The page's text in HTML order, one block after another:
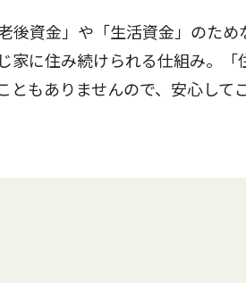
資金」や「生活資金」のため
家に住み続けられる仕組み。「
ともありませんので、安心して